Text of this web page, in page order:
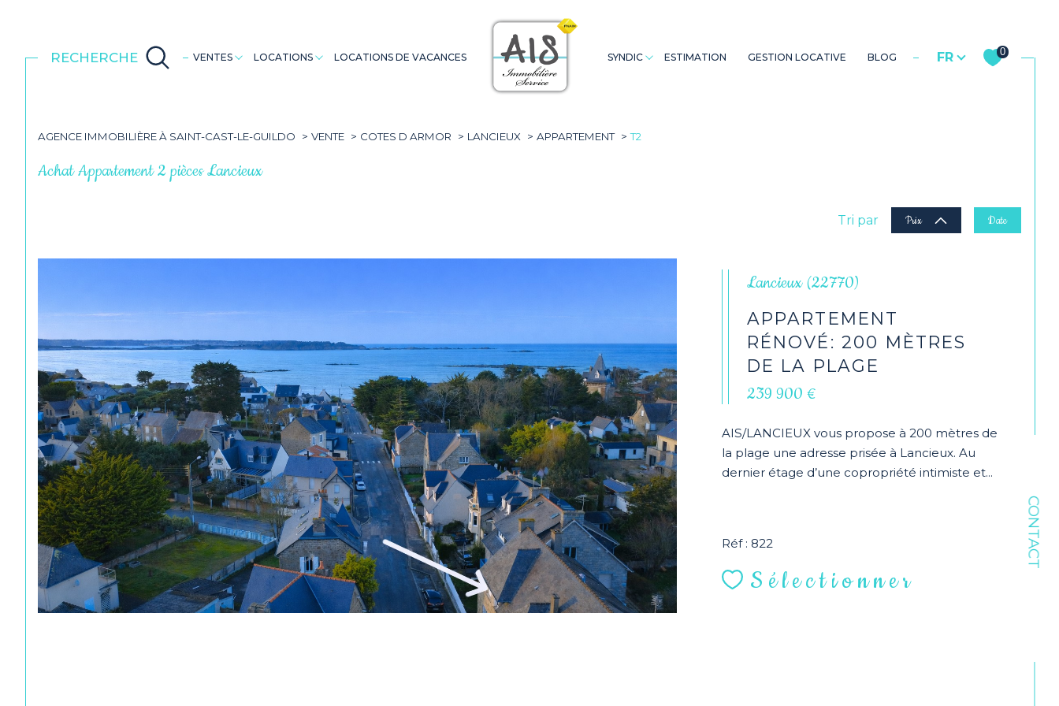
VENTES LOCATIONS LOCATIONS DE VACANCES SYNDIC ESTIMATION GESTION LOCATIVE BLOG
RECHERCHE Langue
FR 0
CONTACT
AGENCE IMMOBILIÈRE À SAINT-CAST-LE-GUILDO VENTE COTES D ARMOR LANCIEUX APPARTEMENT T2
Achat Appartement 2 pièces Lancieux
Tri par Prix Date
Lancieux (22770)
APPARTEMENT
RÉNOVÉ: 200 MÈTRES
DE LA PLAGE
239 900 €
AIS/LANCIEUX vous propose à 200 mètres de
la plage une adresse prisée à Lancieux. Au
dernier étage d’une copropriété intimiste et...
Réf : 822
Sélectionner